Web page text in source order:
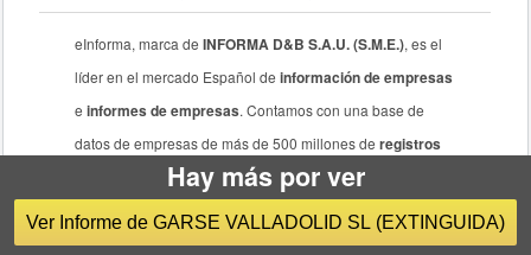
eInforma, marca deINFORMA D&B S.A.U. (S.M.E.), es el
líder en el mercado Español deinformación de empresas
einformes de empresas. Contamos con una base de
datos de empresas de más de 500 millones deregistros
, donde podrábuscar empresas
nacionales y acceso a Prospecta.
Hay más por ver
Ver Informe de GARSE VALLADOLID SL (EXTINGUIDA)